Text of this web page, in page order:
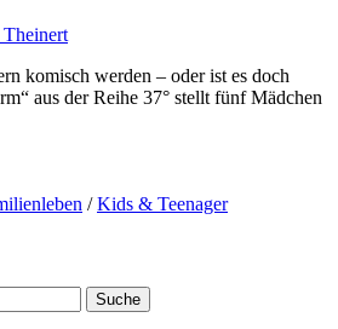
komisch werden – oder ist es doch
aus der Reihe 37° stellt fünf Mädchen
/Kids & Teenager